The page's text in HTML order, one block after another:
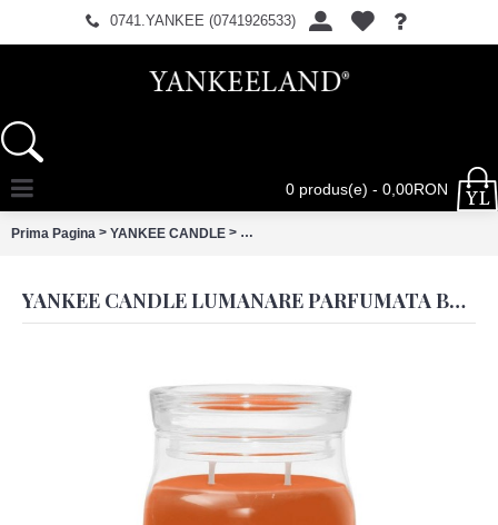
0741.YANKEE (0741926533)
0 produs(e) - 0,00RON
Prima Pagina > YANKEE CANDLE > Yankee Candle Lumanare Parfumata
YANKEE CANDLE LUMANARE PARFUMATA BORCAN MARE SIGNATURE CINNAMON STICK